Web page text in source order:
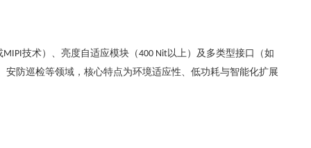
MIPI技术）、亮度自适应模块（400 Nit以上）及多类型接口（如
防巡检等领域，核心特点为环境适应性、低功耗与智能化扩展